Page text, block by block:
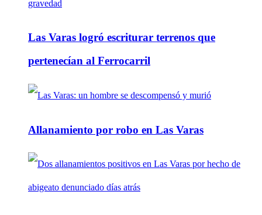
Las Varas logró escriturar terrenos que
pertenecían al Ferrocarril
Allanamiento por robo en Las Varas